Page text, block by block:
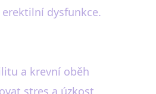
dysfunkce.
a krevní oběh
stres a úzkost